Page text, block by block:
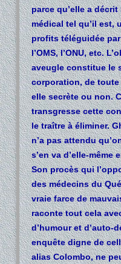
parce qu’elle a
médical tel qu’il est,
profits téléguidée
l’OMS, l’ONU, etc.
aveugle constitue le
corporation, de
elle secrète ou non.
transgresse cette
le traître à éliminer.
n’a pas attendu
s’en va d’elle-même
Son procès qui
des médecins du
vraie farce de
raconte tout cela
d’humour et d’auto-
enquête digne de
alias Colombo, ne